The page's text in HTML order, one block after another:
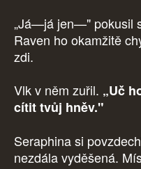
„Já—já jen—" pokusil
Raven ho okamžitě
zdi.
Vlk v něm zuřil. „Uč
cítit tvůj hněv."
Seraphina si
nezdála vyděšená.